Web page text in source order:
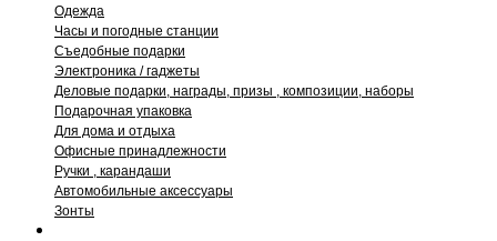
Одежда
Часы и погодные станции
Съедобные подарки
Электроника / гаджеты
Деловые подарки, награды, призы , композиции, наборы
Подарочная упаковка
Для дома и отдыха
Офисные принадлежности
Ручки , карандаши
Автомобильные аксессуары
Зонты